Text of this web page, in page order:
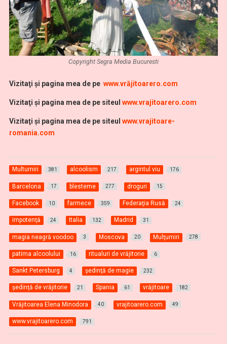
Copyright Segra Media Bucuresti
Vizitaţi şi pagina mea de pe www.vrăjitoarero.com
Vizitaţi şi pagina mea de pe siteul www.vrajitoarero.com
Vizitaţi şi pagina mea de pe siteul www.vrajitoare-
romania.com
Multumiri 381 alcoolism 217 argintul viu 176
Barcelona 17 blesteme 277 droguri 15
Facebook 10 farmece 359 Federaţia Rusă 24
impotenţă 24 Italia 132 Madrid 31
magia neagră voodoo 3 Moscova 20 Mulţumiri 278
patima alcoolului 16 ritualuri de vrăjitorie 6
Sankt Petersburg 4 şedinţă de magie 232
şedinţă de vrăjitorie 21 Spania 61 vrăjitoare 182
Vrăjitoarea Elena Minodora 40 vrajitoarero.com 49
www.vrajitoarero.com 791